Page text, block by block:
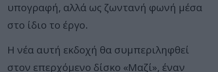
υπογραφή, αλλά ως ζωντανή φωνή μέσα
στο ίδιο το έργο.
Η νέα αυτή εκδοχή θα συμπεριληφθεί
στον επερχόμενο δίσκο «Μαζί», έναν